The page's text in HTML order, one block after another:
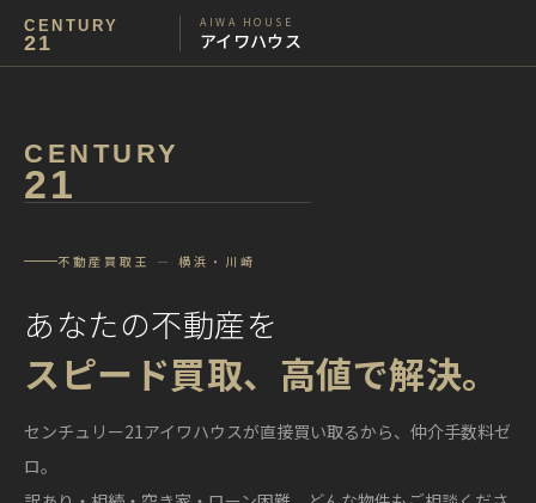
CENTURY
21
AIWA HOUSE
アイワハウス
CENTURY
21
不動産買取王 — 横浜・川崎
あなたの不動産を
スピード買取、高値で解決。
センチュリー21アイワハウスが直接買い取るから、仲介手数料ゼ
ロ。